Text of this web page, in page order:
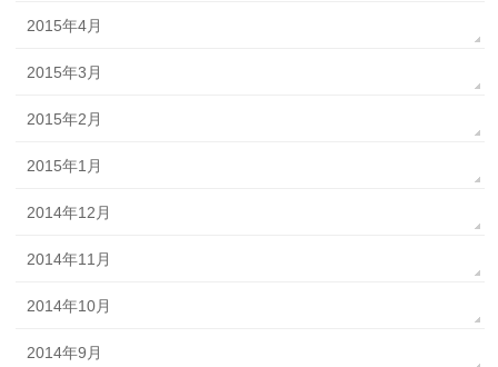
2015年4月
2015年3月
2015年2月
2015年1月
2014年12月
2014年11月
2014年10月
2014年9月